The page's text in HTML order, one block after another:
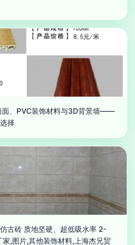
面、PVC装饰材料与3D背景墙——
择
古砖 质地坚硬、超低吸水率 2-
,图片,其他装饰材料,上海杰兄贸